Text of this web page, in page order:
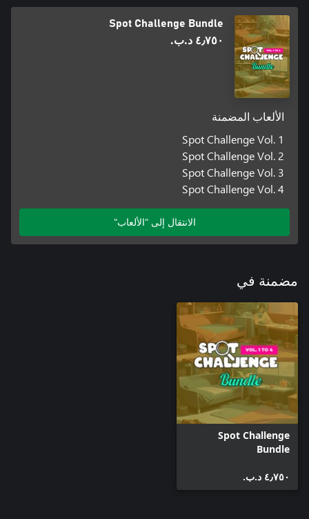
Spot Challenge Bundle
٤٫٧٥٠ د.ب.‏
الألعاب المضمنة
Spot Challenge Vol. 1
Spot Challenge Vol. 2
Spot Challenge Vol. 3
Spot Challenge Vol. 4
الانتقال إلى "الألعاب"
مضمنة في
Spot Challenge
Bundle
٤٫٧٥٠ د.ب.‏